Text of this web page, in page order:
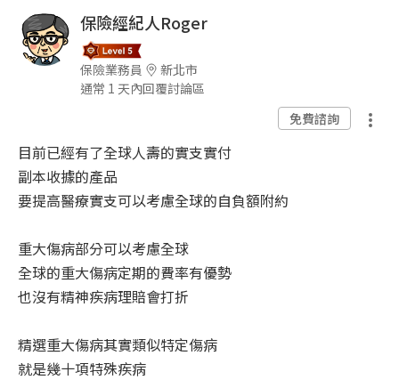
保險經紀人Roger
保險業務員
新北市
通常 1 天內回覆討論區
免費諮詢
目前已經有了全球人壽的實支實付
副本收據的產品
要提高醫療實支可以考慮全球的自負額附約
重大傷病部分可以考慮全球
全球的重大傷病定期的費率有優勢
也沒有精神疾病理賠會打折
精選重大傷病其實類似特定傷病
就是幾十項特殊疾病